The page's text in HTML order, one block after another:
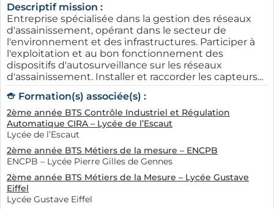
Adapter chaque candidature à l'entreprise ciblée vous
permettra de montrer votre motivation et votre intérêt
pour le poste. Prendre le temps de personnaliser vos
documents est une étape essentielle pour se
démarquer des autres candidats.
Les secteurs d'activité qui
recrutent en alternance dans la
région
À Vélizy-Villacoublay et dans d’autres villes du 78,
plusieurs secteurs d'activité se distinguent par leur
propension à recruter des alternants. Les domaines de
la technologie et de l'informatique sont
particulièrement dynamiques. De nombreuses
Descriptif mission :
Entreprise spécialisée dans la gestion des réseaux
d'assainissement, opérant dans le secteur de
l'environnement et des infrastructures. Participer à
l'exploitation et au bon fonctionnement des
dispositifs d'autosurveillance sur les réseaux
d'assainissement. Installer et raccorder les capteurs...
Formation(s) associée(s) :
2ème année BTS Contrôle Industriel et Régulation
Automatique CIRA – Lycée de l’Escaut
Lycée de l’Escaut
2ème année BTS Métiers de la mesure – ENCPB
ENCPB – Lycée Pierre Gilles de Gennes
2ème année BTS Métiers de la Mesure – Lycée Gustave
Eiffel
Lycée Gustave Eiffel